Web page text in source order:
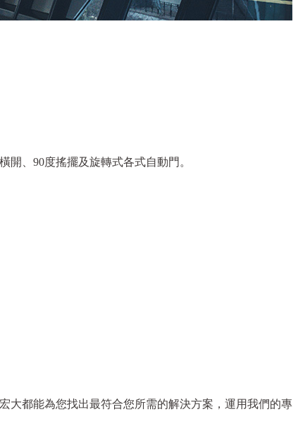
、90度搖擺及旋轉式各式自動門。
大都能為您找出最符合您所需的解決方案，運用我們的專